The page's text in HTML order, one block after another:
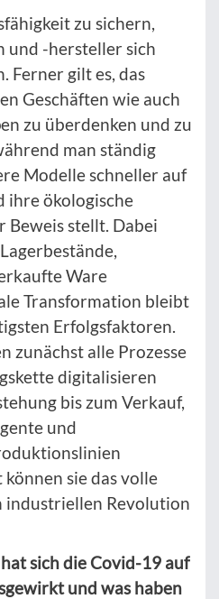
zu sichern,
und -hersteller sich
Ferner gilt es, das
Geschäften wie auch
zu überdenken und zu
man ständig
Modelle schneller auf
ihre ökologische
stellt. Dabei
Ware
Transformation bleibt
Erfolgsfaktoren.
zunächst alle Prozesse
digitalisieren
bis zum Verkauf,
und
sie das volle
industriellen Revolution
sich die Covid-19 auf
und was haben